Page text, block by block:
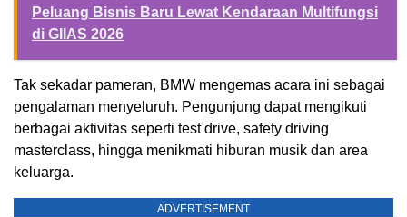
Peluang Bisnis Baru Lewat Kendaraan Multifungsi
di GIIAS 2026
Tak sekadar pameran, BMW mengemas acara ini sebagai
pengalaman menyeluruh. Pengunjung dapat mengikuti
berbagai aktivitas seperti test drive, safety driving
masterclass, hingga menikmati hiburan musik dan area
keluarga.
ADVERTISEMENT